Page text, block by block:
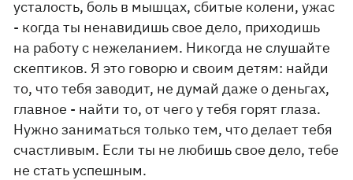
усталость, боль в мышцах, сбитые колени, ужас
- когда ты ненавидишь свое дело, приходишь
на работу с нежеланием. Никогда не слушайте
скептиков. Я это говорю и своим детям: найди
то, что тебя заводит, не думай даже о деньгах,
главное - найти то, от чего у тебя горят глаза.
Нужно заниматься только тем, что делает тебя
счастливым. Если ты не любишь свое дело, тебе
не стать успешным.